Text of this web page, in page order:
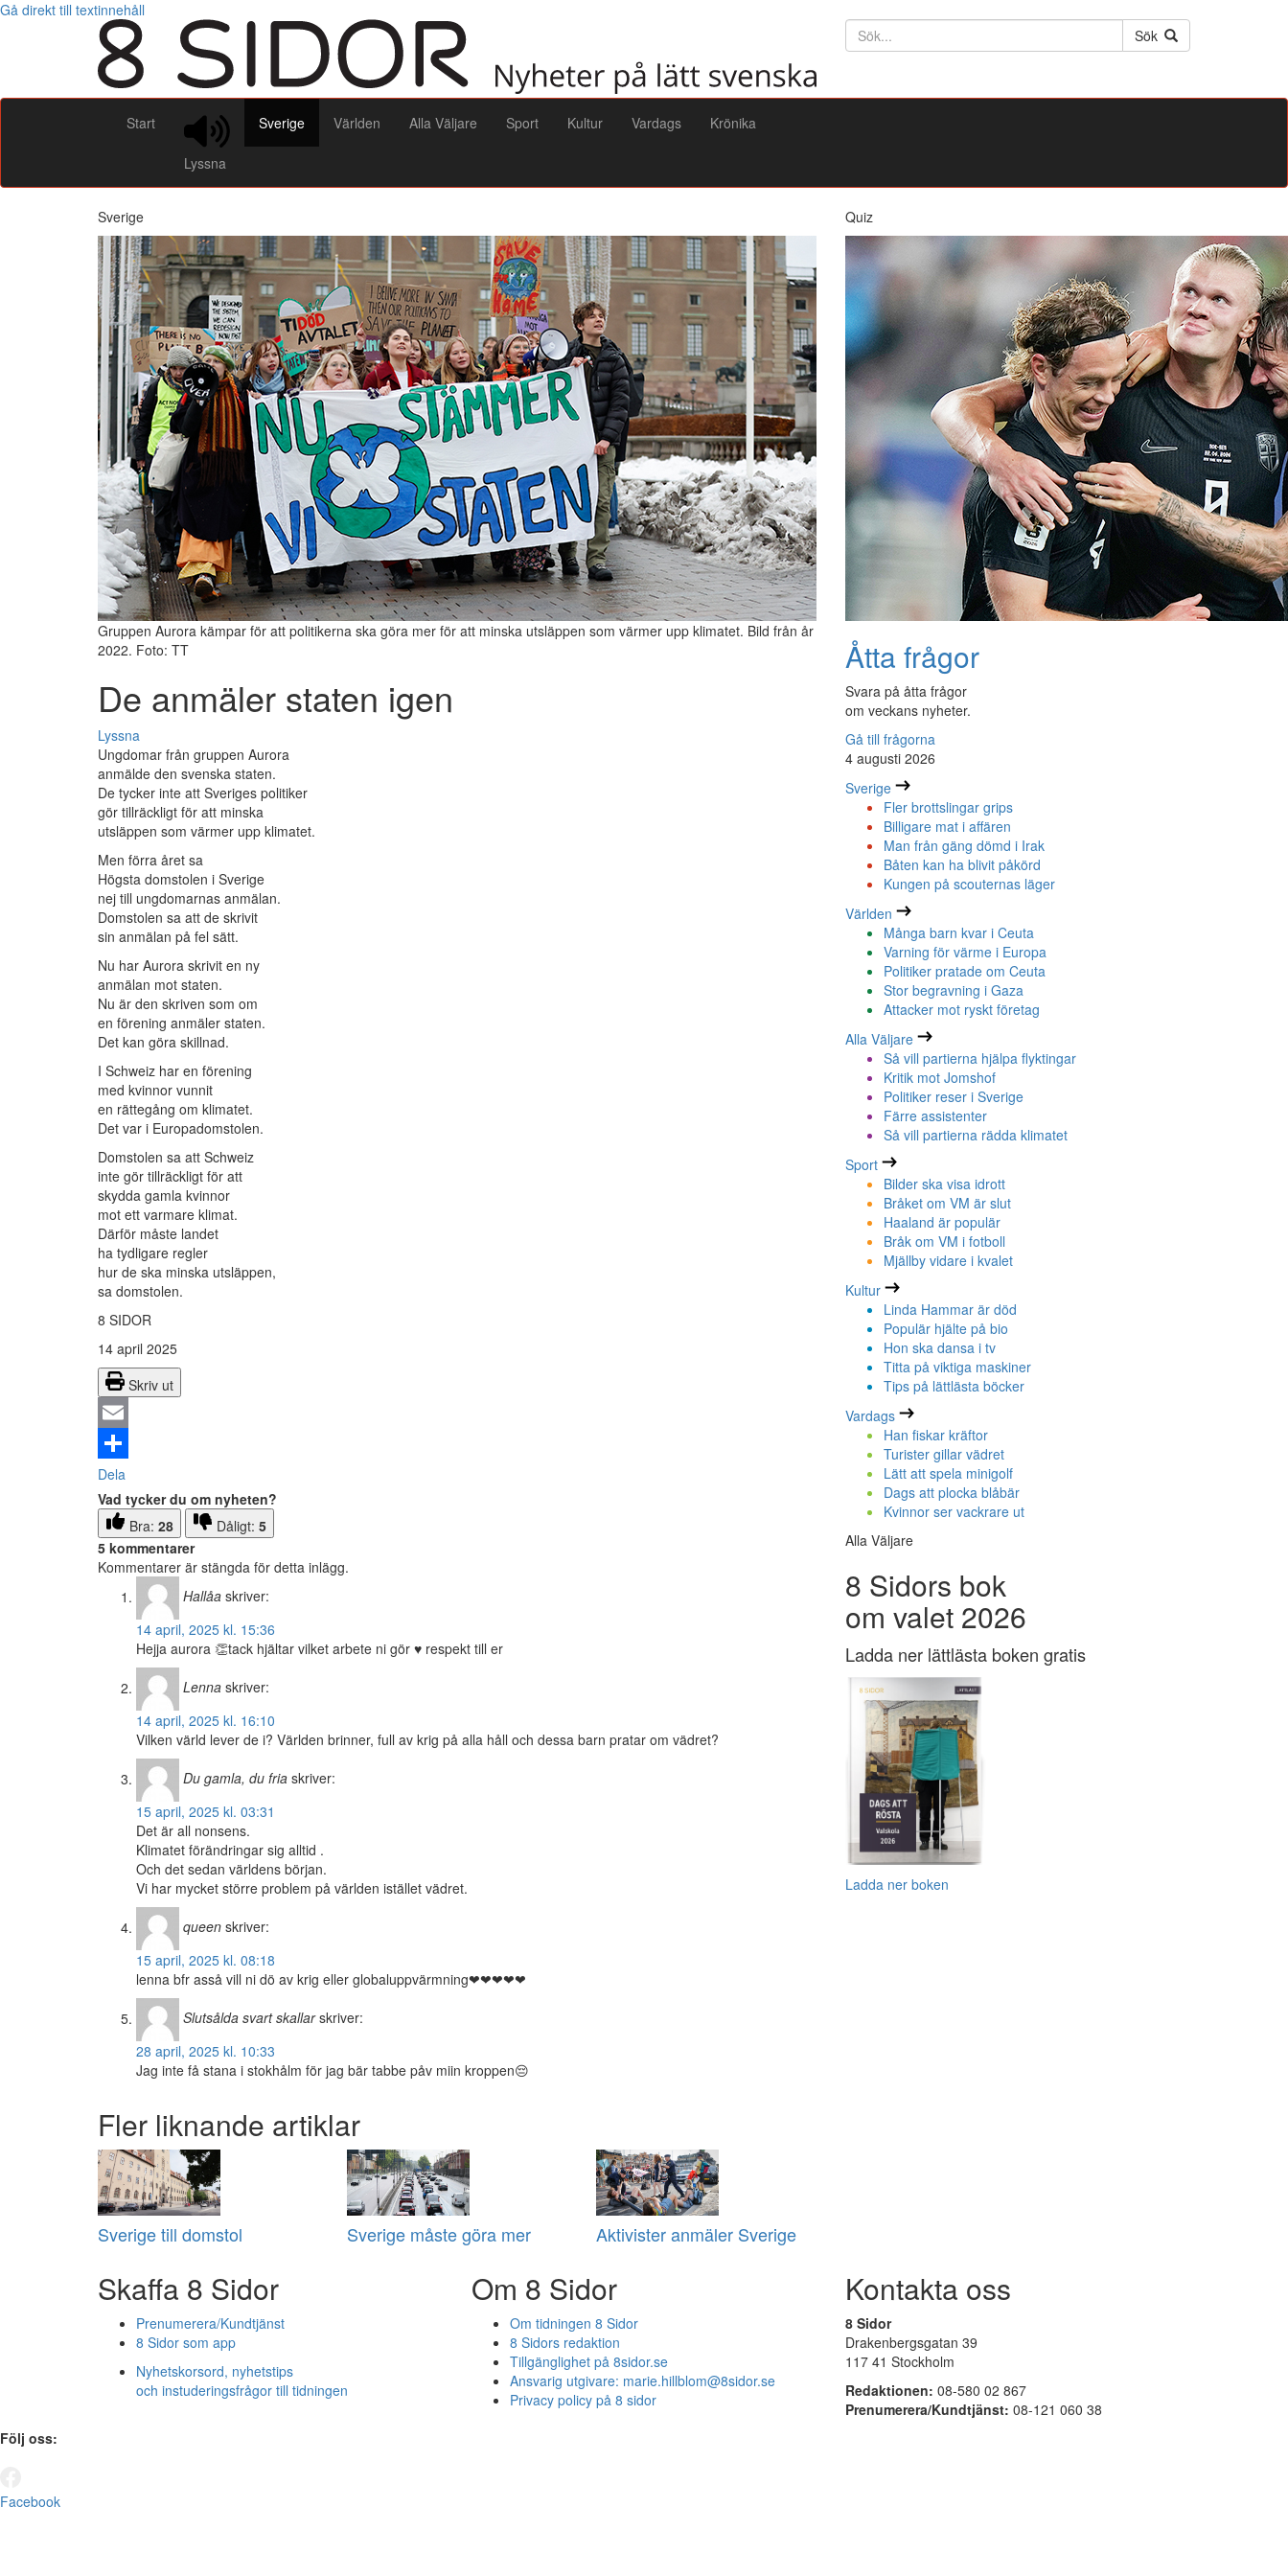
Gå direkt till textinnehåll
Söktext
Sök
Start
Lyssna
Sverige Världen Alla Väljare Sport Kultur Vardags Krönika
Sverige
Gruppen Aurora kämpar för att politikerna ska göra mer för att minska utsläppen som värmer upp klimatet. Bild från år
2022. Foto: TT
De anmäler staten igen
Lyssna
Ungdomar från gruppen Aurora
anmälde den svenska staten.
De tycker inte att Sveriges politiker
gör tillräckligt för att minska
utsläppen som värmer upp klimatet.
Men förra året sa
Högsta domstolen i Sverige
nej till ungdomarnas anmälan.
Domstolen sa att de skrivit
sin anmälan på fel sätt.
Nu har Aurora skrivit en ny
anmälan mot staten.
Nu är den skriven som om
en förening anmäler staten.
Det kan göra skillnad.
I Schweiz har en förening
med kvinnor vunnit
en rättegång om klimatet.
Det var i Europadomstolen.
Domstolen sa att Schweiz
inte gör tillräckligt för att
skydda gamla kvinnor
mot ett varmare klimat.
Därför måste landet
ha tydligare regler
hur de ska minska utsläppen,
sa domstolen.
8 SIDOR
14 april 2025
Skriv ut
Email
Dela
Vad tycker du om nyheten?
Bra: 28 Dåligt: 5
5 kommentarer
Kommentarer är stängda för detta inlägg.
Hallåa skriver:
14 april, 2025 kl. 15:36
Hejja aurora 👏tack hjältar vilket arbete ni gör ♥️ respekt till er
Lenna skriver:
14 april, 2025 kl. 16:10
Vilken värld lever de i? Världen brinner, full av krig på alla håll och dessa barn pratar om vädret?
Du gamla, du fria skriver:
15 april, 2025 kl. 03:31
Det är all nonsens.
Klimatet förändringar sig alltid .
Och det sedan världens början.
Vi har mycket större problem på världen istället vädret.
queen skriver:
15 april, 2025 kl. 08:18
lenna bfr asså vill ni dö av krig eller globaluppvärmning❤❤❤❤❤
Slutsålda svart skallar skriver:
28 april, 2025 kl. 10:33
Jag inte få stana i stokhålm för jag bär tabbe påv miin kroppen😔
Fler liknande artiklar
Sverige till domstol Sverige måste göra mer Aktivister anmäler Sverige
Quiz
Åtta frågor
Svara på åtta frågor
om veckans nyheter.
Gå till frågorna
4 augusti 2026
Sverige
Fler brottslingar grips
Billigare mat i affären
Man från gäng dömd i Irak
Båten kan ha blivit påkörd
Kungen på scouternas läger
Världen
Många barn kvar i Ceuta
Varning för värme i Europa
Politiker pratade om Ceuta
Stor begravning i Gaza
Attacker mot ryskt företag
Alla Väljare
Så vill partierna hjälpa flyktingar
Kritik mot Jomshof
Politiker reser i Sverige
Färre assistenter
Så vill partierna rädda klimatet
Sport
Bilder ska visa idrott
Bråket om VM är slut
Haaland är populär
Bråk om VM i fotboll
Mjällby vidare i kvalet
Kultur
Linda Hammar är död
Populär hjälte på bio
Hon ska dansa i tv
Titta på viktiga maskiner
Tips på lättlästa böcker
Vardags
Han fiskar kräftor
Turister gillar vädret
Lätt att spela minigolf
Dags att plocka blåbär
Kvinnor ser vackrare ut
Alla Väljare
8 Sidors bok
om valet 2026
Ladda ner lättlästa boken gratis
Ladda ner boken
Skaffa 8 Sidor
Prenumerera/Kundtjänst
8 Sidor som app
Nyhetskorsord, nyhetstips
och instuderingsfrågor till tidningen
Om 8 Sidor
Om tidningen 8 Sidor
8 Sidors redaktion
Tillgänglighet på 8sidor.se
Ansvarig utgivare: marie.hillblom@8sidor.se
Privacy policy på 8 sidor
Kontakta oss
8 Sidor
Drakenbergsgatan 39
117 41 Stockholm
Redaktionen: 08-580 02 867
Prenumerera/Kundtjänst: 08-121 060 38
Följ oss:
Facebook